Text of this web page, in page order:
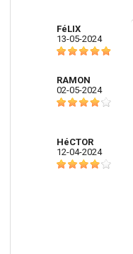
FéLIX
13-05-2024
RAMON
02-05-2024
HéCTOR
12-04-2024